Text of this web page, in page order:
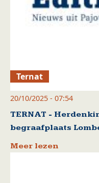
Ternat
20/10/2025 - 07:54
TERNAT -
begraafplaats
Meer lezen